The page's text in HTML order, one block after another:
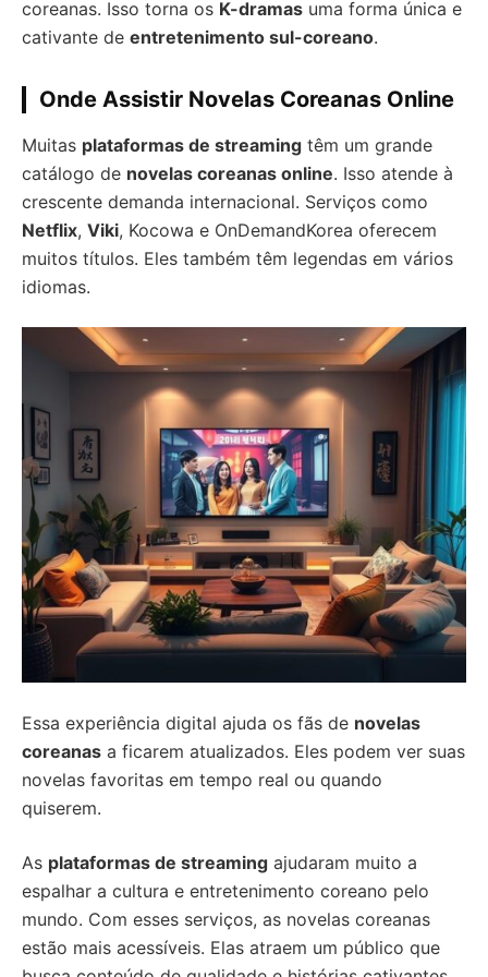
coreanas. Isso torna os K-dramas uma forma única e
cativante de entretenimento sul-coreano.
Onde Assistir Novelas Coreanas Online
Muitas plataformas de streaming têm um grande
catálogo de novelas coreanas online. Isso atende à
crescente demanda internacional. Serviços como
Netflix, Viki, Kocowa e OnDemandKorea oferecem
muitos títulos. Eles também têm legendas em vários
idiomas.
Essa experiência digital ajuda os fãs de novelas
coreanas a ficarem atualizados. Eles podem ver suas
novelas favoritas em tempo real ou quando
quiserem.
As plataformas de streaming ajudaram muito a
espalhar a cultura e entretenimento coreano pelo
mundo. Com esses serviços, as novelas coreanas
estão mais acessíveis. Elas atraem um público que